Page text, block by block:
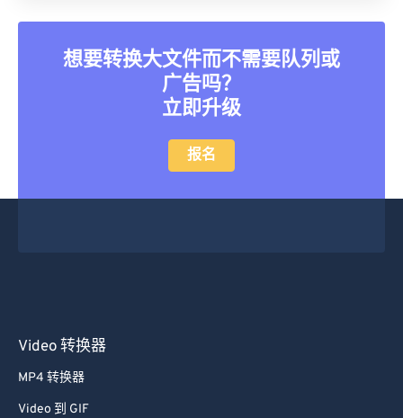
想要转换大文件而不需要队列或
广告吗？
立即升级
报名
Video 转换器
MP4 转换器
Video 到 GIF